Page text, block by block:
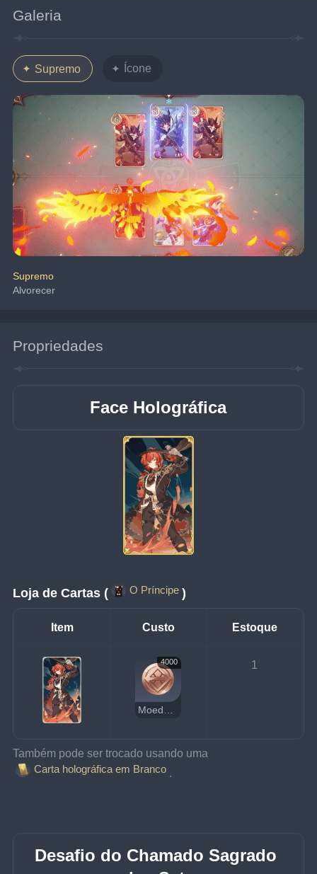
Galeria
Supremo Ícone
Supremo
Alvorecer
Propriedades
Face Holográfica
Loja de Cartas ( O Príncipe )
Item Custo Estoque
4000 1
Também pode ser trocado usando uma
Carta holográfica em Branco .
Desafio do Chamado Sagrado